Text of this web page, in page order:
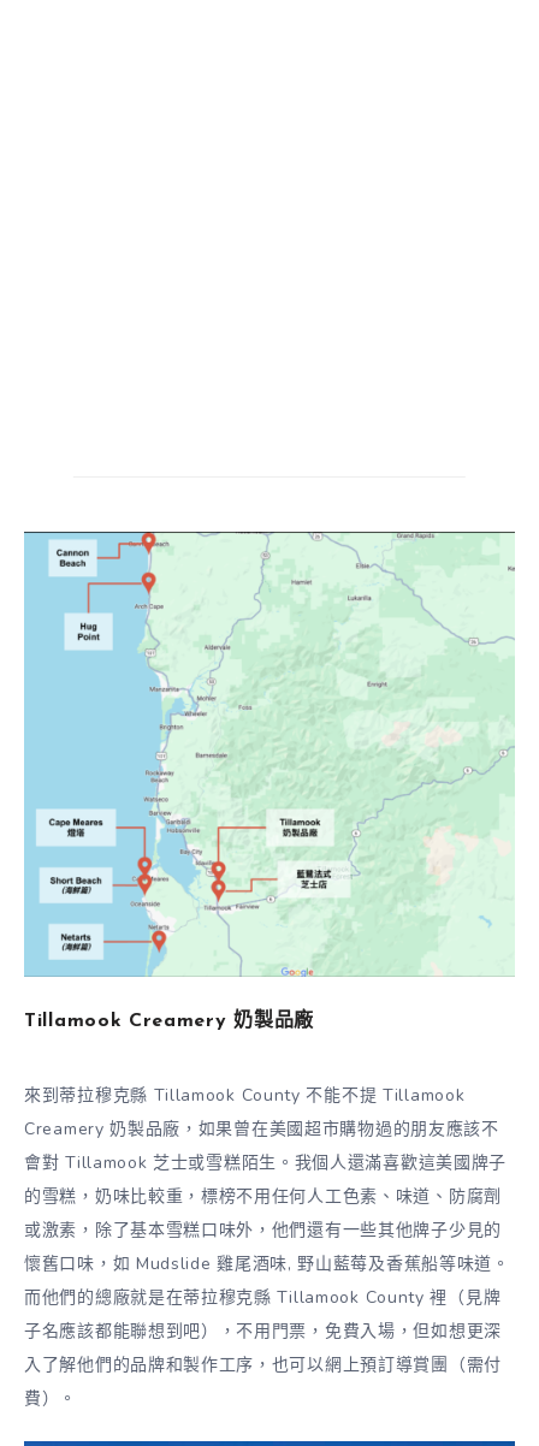
Tillamook Creamery 奶製品廠
來到蒂拉穆克縣 Tillamook County 不能不提 Tillamook
Creamery 奶製品廠，如果曾在美國超市購物過的朋友應該不
會對 Tillamook 芝士或雪糕陌生。我個人還滿喜歡這美國牌子
的雪糕，奶味比較重，標榜不用任何人工色素、味道、防腐劑
或激素，除了基本雪糕口味外，他們還有一些其他牌子少見的
懷舊口味，如 Mudslide 雞尾酒味, 野山藍莓及香蕉船等味道。
而他們的總廠就是在蒂拉穆克縣 Tillamook County 裡（見牌
子名應該都能聯想到吧），不用門票，免費入場，但如想更深
入了解他們的品牌和製作工序，也可以網上預訂導賞團（需付
費）。